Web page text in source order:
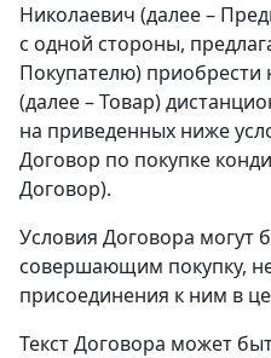
Николаевич (далее –
с одной стороны,
Покупателю) приобрести
(далее – Товар)
на приведенных ниже
Договор по покупке
Договор).
Условия Договора могут
совершающим покупку,
присоединения к ним в
Текст Договора может